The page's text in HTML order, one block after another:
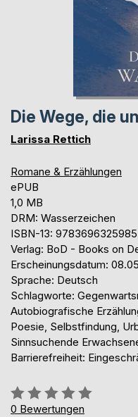
Die Wege, die
Larissa Rettich
Romane & Erzählungen
ePUB
1,0 MB
DRM: Wasserzeichen
ISBN-13: 9783696325985
Verlag: BoD - Books on
Erscheinungsdatum:
Sprache: Deutsch
Schlagworte:
Autobiografische
Poesie, Selbstfindung,
Sinnsuchende
Barrierefreiheit:
Bewertung::
0%
0 Bewertungen